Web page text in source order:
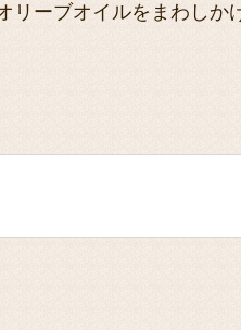
リーブオイルをまわしか